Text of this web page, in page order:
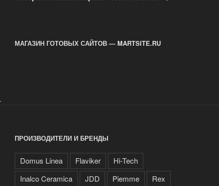
МАГАЗИН ГОТОВЫХ САЙТОВ — MARTSITE.RU
.
ПРОИЗВОДИТЕЛИ И БРЕНДЫ
Domus Linea Flaviker
Hi-Tech
Inalco Ceramica
JDD Piemme
Rex